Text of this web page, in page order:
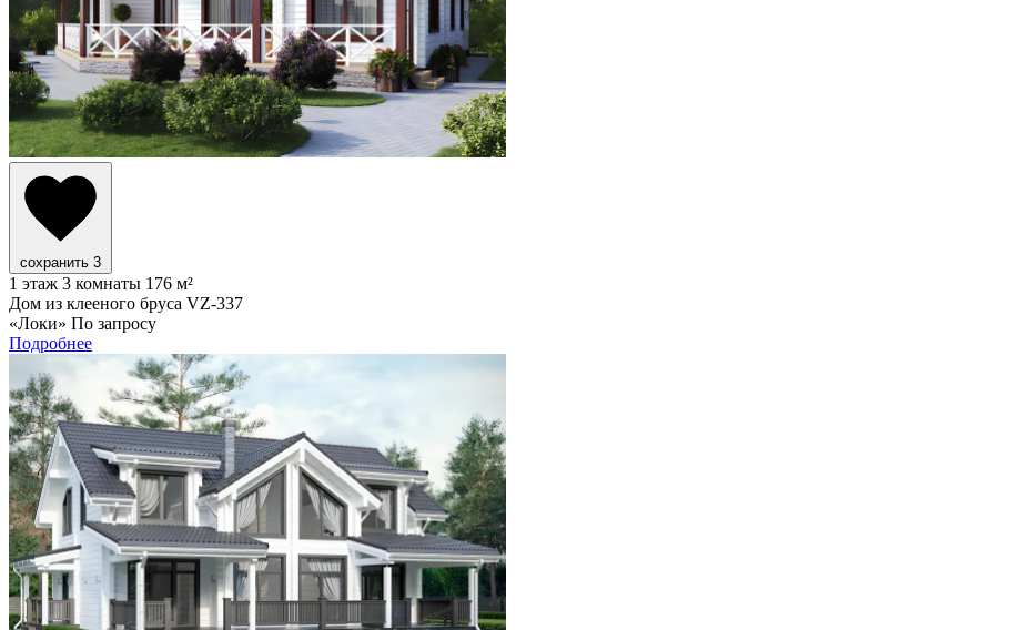
сохранить 3
1 этаж 3 комнаты 176 м²
Дом из клееного бруса VZ-337
«Локи» По запросу
Подробнее